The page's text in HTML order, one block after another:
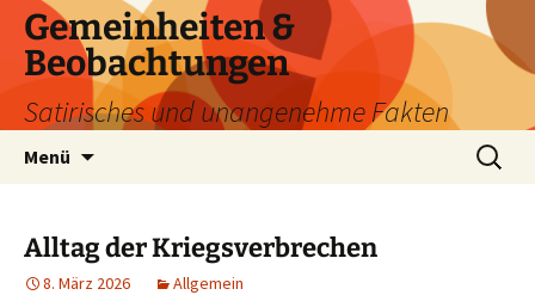
Zum
Inhalt
springen
Gemeinheiten &
Beobachtungen
Satirisches und unangenehme Fakten
Menü
Suchen
nach:
Alltag der Kriegsverbrechen
8. März 2026 Allgemein